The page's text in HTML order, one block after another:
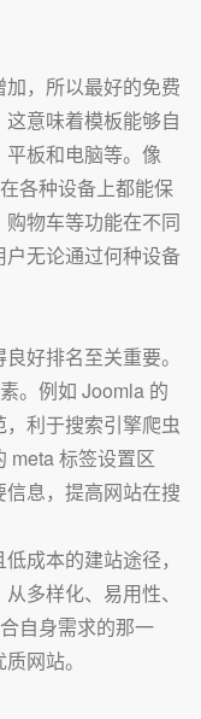
，所以最好的免费
意味着模板能够自
板和电脑等。像
各种设备上都能保
物车等功能在不同
无论通过何种设备
好排名至关重要。
。例如 Joomla 的
利于搜索引擎爬虫
meta 标签设置区
息，提高网站在搜
成本的建站途径，
多样化、易用性、
自身需求的那一
网站。